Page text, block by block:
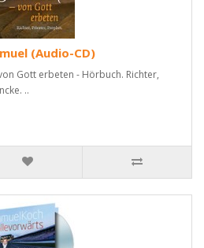
(Audio-CD)
Gott erbeten - Hörbuch. Richter,
..